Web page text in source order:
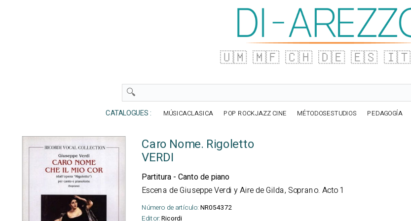
🇺🇲 🇲🇫 🇨🇭 🇩🇪 🇪🇸 🇮🇹
CATALOGUES : MÚSICACLASICA POP ROCKJAZZ CINE MÉTODOSESTUDIOS PEDAGOGÍA
Caro Nome. Rigoletto
VERDI
Partitura - Canto de piano
Escena de Giuseppe Verdi y Aire de Gilda, Soprano. Acto 1
Número de artículo: NR054372
Editor:Ricordi